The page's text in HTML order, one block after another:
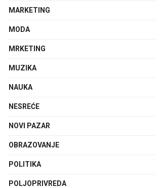
MARKETING
MODA
MRKETING
MUZIKA
NAUKA
NESREĆE
NOVI PAZAR
OBRAZOVANJE
POLITIKA
POLJOPRIVREDA